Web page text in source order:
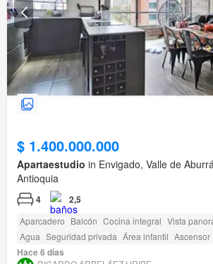
$ 1.400.000.000
Apartaestudio in Envigado, Valle de
Antioquia
4 2,5
Aparcadero Balcón Cocina integral Vista
Agua Seguridad privada Área infantil Ascensor
Hace 6 días